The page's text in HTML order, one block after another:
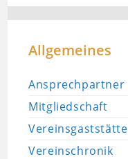
Allgemeines
Ansprechpartner
Mitgliedschaft
Vereinsgaststätte
Vereinschronik